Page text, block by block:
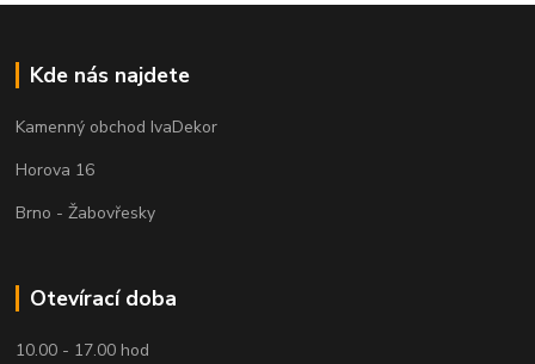
Kde nás najdete
Kamenný obchod IvaDekor
Horova 16
Brno - Žabovřesky
Otevírací doba
10.00 - 17.00 hod